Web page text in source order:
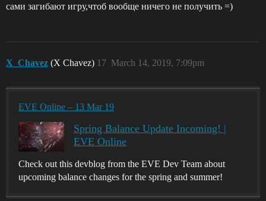
сами загибают игру,чтоб вообще ничего не получить =)
X_Chavez (X Chavez) March 14, 2019, 7:09pm
17
EVE Online – 13 Mar 19
Spring Balance Update Incoming! |
EVE Online
Check out this devblog from the EVE Dev Team about
upcoming balance changes for the spring and summer!